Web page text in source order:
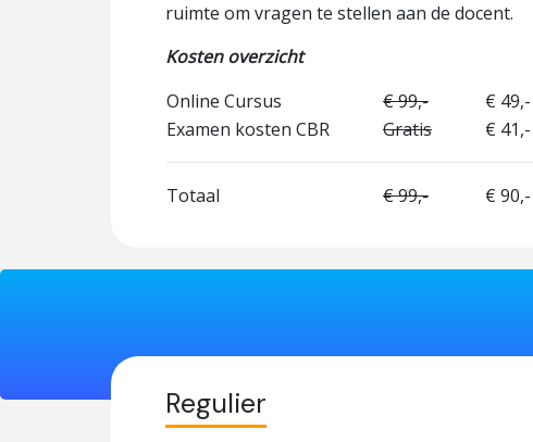
ruimte om vragen te stellen aan de docent.
Kosten overzicht
Online Cursus
€ 99,-
€ 49,-
Examen kosten CBR
Gratis € 41,-
Totaal € 99,- € 90,-
Regulier